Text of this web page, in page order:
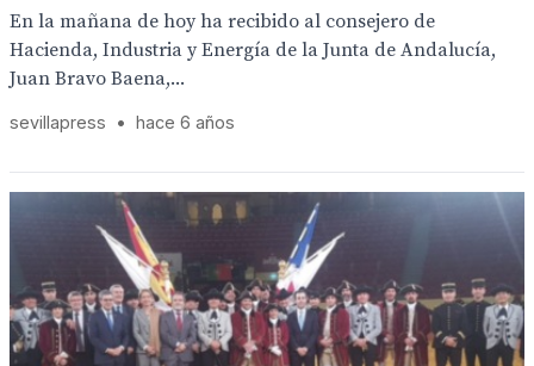
En la mañana de hoy ha recibido al consejero de
Hacienda, Industria y Energía de la Junta de Andalucía,
Juan Bravo Baena,...
sevillapress • hace 6 años